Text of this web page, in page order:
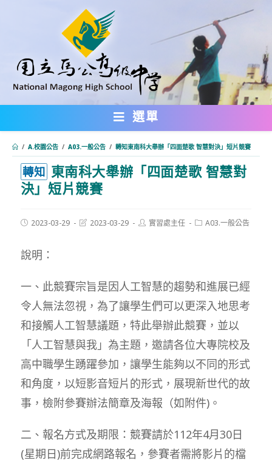
內
選單
/ A.校園公告 / A03.一般公告 / 轉知東南科大舉辦「四面楚歌 智慧對決」短片競賽
轉知 東南科大舉辦「四面楚歌 智慧對
決」短片競賽
Post2023-03-29
Post2023-03-29
Post實習處主任
PostA03.一般公告
說明：
一、此競賽宗旨是因人工智慧的趨勢和進展已經
令人無法忽視，為了讓學生們可以更深入地思考
和接觸人工智慧議題，特此舉辦此競賽，並以
「人工智慧與我」為主題，邀請各位大專院校及
高中職學生踴躍參加，讓學生能夠以不同的形式
和角度，以短影音短片的形式，展現新世代的故
事，檢附參賽辦法簡章及海報（如附件)。
二、報名方式及期限：競賽請於112年4月30日
(星期日)前完成網路報名，參賽者需將影片的檔